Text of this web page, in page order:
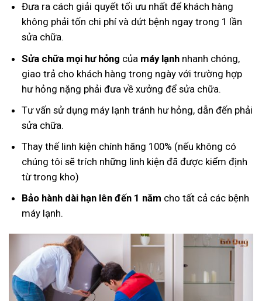
Đưa ra cách giải quyết tối ưu nhất để khách hàng
không phải tốn chi phí và dứt bệnh ngay trong 1 lần
sửa chữa.
Sửa chữa mọi hư hỏng của máy lạnhnhanh chóng,
giao trả cho khách hàng trong ngày với trường hợp
hư hỏng nặng phải đưa về xưởng để sửa chữa.
Tư vấn sử dụng máy lạnh tránh hư hỏng, dẫn đến phải
sửa chữa.
Thay thế linh kiện chính hãng 100% (nếu không có
chúng tôi sẽ trích những linh kiện đã được kiểm định
từ trong kho)
Bảo hành dài hạn lên đến 1 năm cho tất cả các bệnh
máy lạnh.